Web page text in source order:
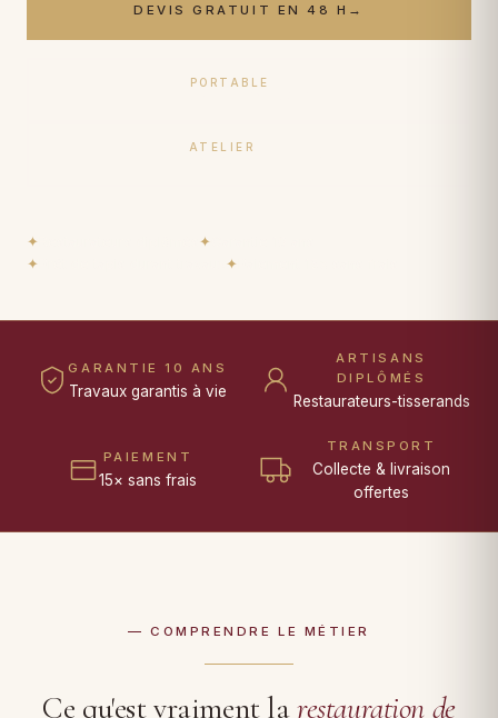
DEVIS GRATUIT EN 48 H →
PORTABLE
ATELIER
✦ ✦
✦
✦
GARANTIE 10 ANS
Travaux garantis à vie
ARTISANS
DIPLÔMÉS
Restaurateurs-tisserands
PAIEMENT
15× sans frais
TRANSPORT
Collecte & livraison
offertes
— COMPRENDRE LE MÉTIER
Ce qu'est vraiment larestauration de